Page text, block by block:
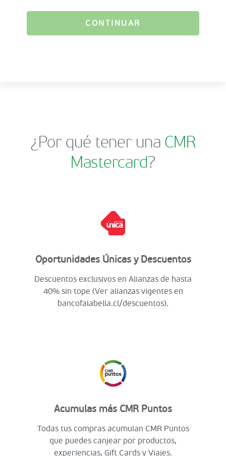
CONTINUAR
¿Por qué tener una CMR
Mastercard?
Oportunidades Únicas y Descuentos
Descuentos exclusivos en Alianzas de hasta
40% sin tope (Ver alianzas vigentes en
bancofalabella.cl/descuentos).
Acumulas más CMR Puntos
Todas tus compras acumulan CMR Puntos
que puedes canjear por productos,
experiencias, Gift Cards y Viajes.